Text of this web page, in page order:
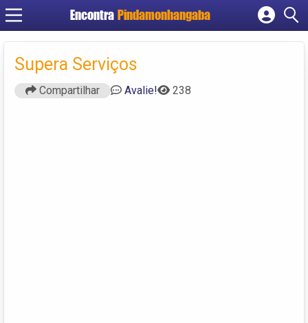
Encontra Pindamonhangaba
Cadastrar empresa
Supera Serviços
Compartilhar Avalie! 238